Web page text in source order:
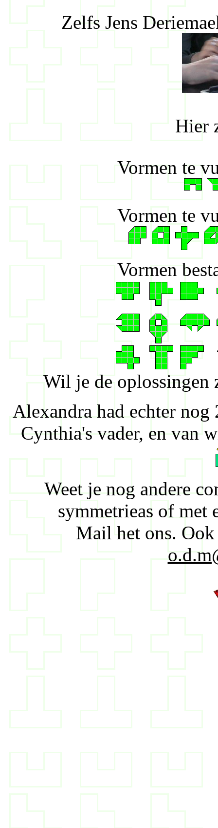
Zelfs Jens
Hier
Vormen te
Vormen te
Vormen
Wil je de oplossingen
Alexandra had echter
Cynthia's vader, en van
Weet je nog andere
symmetrieas of met
Mail het ons.